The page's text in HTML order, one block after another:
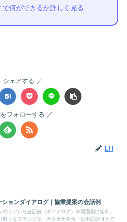
何ができるか詳しく見る
シェアする
をフォローする
LH
ョンダイアログ｜協業提案の会話例
リアルな会話例（ダイアログ）を場面別に紹介。
取りをフランス語・カタカナ発音・日本語訳付きで